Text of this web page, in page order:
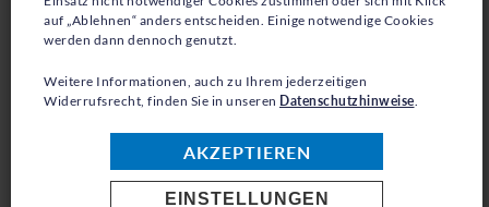
auf „Ablehnen“ anders entscheiden. Einige notwendige Cookies
werden dann dennoch genutzt.
Weitere Informationen, auch zu Ihrem jederzeitigen
Widerrufsrecht, finden Sie in unseren Datenschutzhinweise.
AKZEPTIEREN
EINSTELLUNGEN
MILLIONEN
FLÜCHTLINGE UND
VERTRIEBENE